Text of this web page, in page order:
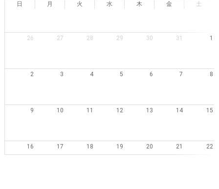
日 月 火 水 木 金 土
26 27 28 29 30 31 1
2 3 4 5 6 7 8
9 10 11 12 13 14 15
16 17 18 19 20 21 22